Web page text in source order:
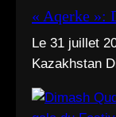
« Aqerke »:
Le 31 juillet
Kazakhstan
interprétation
folklorique